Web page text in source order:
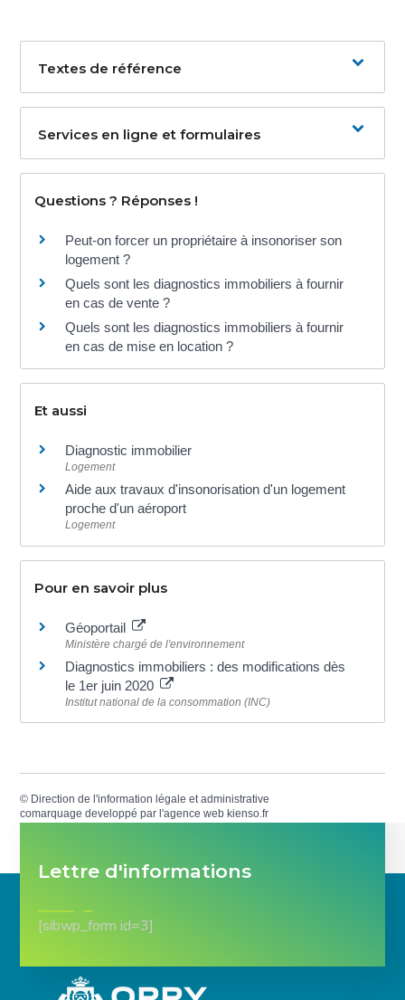
Textes de référence
Services en ligne et formulaires
Questions ? Réponses !
Peut-on forcer un propriétaire à insonoriser son
logement ?
Quels sont les diagnostics immobiliers à fournir
en cas de vente ?
Quels sont les diagnostics immobiliers à fournir
en cas de mise en location ?
Et aussi
Diagnostic immobilier
Logement
Aide aux travaux d'insonorisation d'un logement
proche d'un aéroport
Logement
Pour en savoir plus
Géoportail
Ministère chargé de l'environnement
Diagnostics immobiliers : des modifications dès
le 1er juin 2020
Institut national de la consommation (INC)
© Direction de l'information légale et administrative
comarquage developpé par l'agence web kienso.fr
Lettre d'informations
[sibwp_form id=3]